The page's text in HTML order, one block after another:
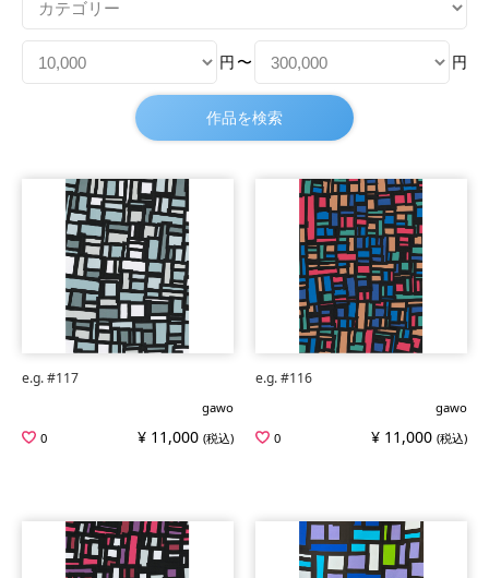
円 〜 円
e.g. #117
gawo
0
¥ 11,000 (税込)
e.g. #116
gawo
0
¥ 11,000 (税込)